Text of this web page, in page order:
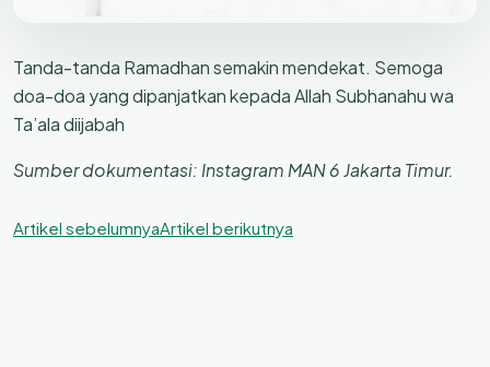
Tanda-tanda Ramadhan semakin mendekat. Semoga
doa-doa yang dipanjatkan kepada Allah Subhanahu wa
Ta’ala diijabah
Sumber dokumentasi: Instagram MAN 6 Jakarta Timur.
Artikel sebelumnyaArtikel berikutnya